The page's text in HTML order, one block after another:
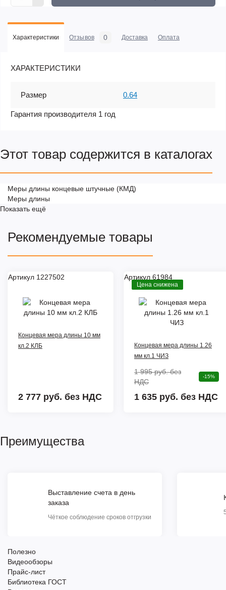
Характеристики Отзывов 0 Доставка Оплата
ХАРАКТЕРИСТИКИ
Размер 0.64
Гарантия производителя 1 год
Этот товар содержится в каталогах
Меры длины концевые штучные (КМД)
Меры длины
Показать ещё
Рекомендуемые товары
Артикул 1227502
Концевая мера длины 10 мм
кл.2 КЛБ
2 777 руб. без НДС
Артикул 61984
Цена снижена
Концевая мера длины 1.26
мм кл.1 ЧИЗ
1 995 руб.без
НДС
-15%
1 635 руб. без НДС
Преимущества
Выставление счета в день
заказа
Чёткое соблюдение сроков отгрузки
Полезно
Видеообзоры
Прайс-лист
Библиотека ГОСТ